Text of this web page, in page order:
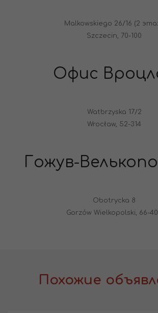
Malkowskiego 26/16 (2
Szczecin, 70-100
Офис
Watbrzyska 17/2
Wrocław, 52-314
Гожув-
Obotrycka 8
Gorzów Wielkopolski, 66-
Похожие